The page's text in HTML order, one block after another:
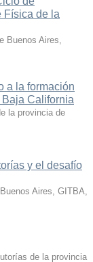
Física de la
Buenos Aires,
a la formación
California
la provincia de
y el desafío
Aires, GITBA,
de la provincia